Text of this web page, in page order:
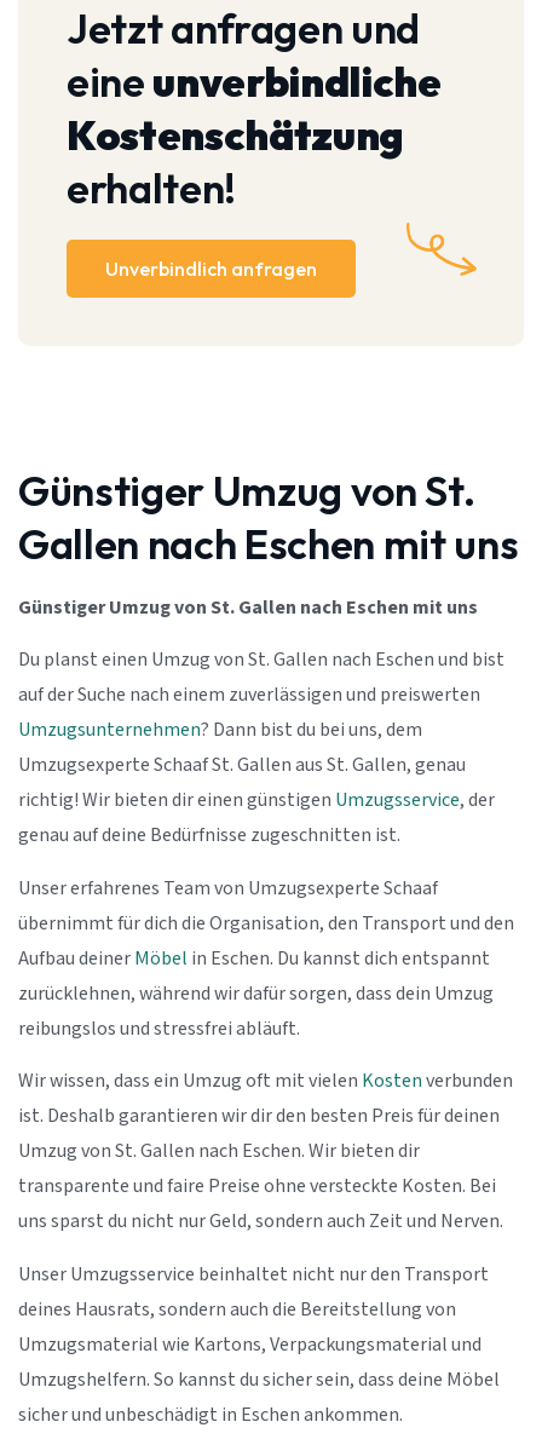
Jetzt anfragen und
eineunverbindliche
Kostenschätzung
erhalten!
Unverbindlich anfragen
Günstiger Umzug von St.
Gallen nach Eschen mit uns
Günstiger Umzug von St. Gallen nach Eschen mit uns
Du planst einen Umzug von St. Gallen nach Eschen und bist
auf der Suche nach einem zuverlässigen und preiswerten
Umzugsunternehmen? Dann bist du bei uns, dem
Umzugsexperte Schaaf St. Gallen aus St. Gallen, genau
richtig! Wir bieten dir einen günstigen Umzugsservice, der
genau auf deine Bedürfnisse zugeschnitten ist.
Unser erfahrenes Team von Umzugsexperte Schaaf
übernimmt für dich die Organisation, den Transport und den
Aufbau deinerMöbel in Eschen. Du kannst dich entspannt
zurücklehnen, während wir dafür sorgen, dass dein Umzug
reibungslos und stressfrei abläuft.
Wir wissen, dass ein Umzug oft mit vielen Kostenverbunden
ist. Deshalb garantieren wir dir den besten Preis für deinen
Umzug von St. Gallen nach Eschen. Wir bieten dir
transparente und faire Preise ohne versteckte Kosten. Bei
uns sparst du nicht nur Geld, sondern auch Zeit und Nerven.
Unser Umzugsservice beinhaltet nicht nur den Transport
deines Hausrats, sondern auch die Bereitstellung von
Umzugsmaterial wie Kartons, Verpackungsmaterial und
Umzugshelfern. So kannst du sicher sein, dass deine Möbel
sicher und unbeschädigt in Eschen ankommen.